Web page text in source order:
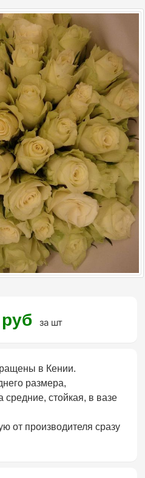
руб за шт
в Кении.
размера,
средние, стойкая, в вазе
от производителя сразу